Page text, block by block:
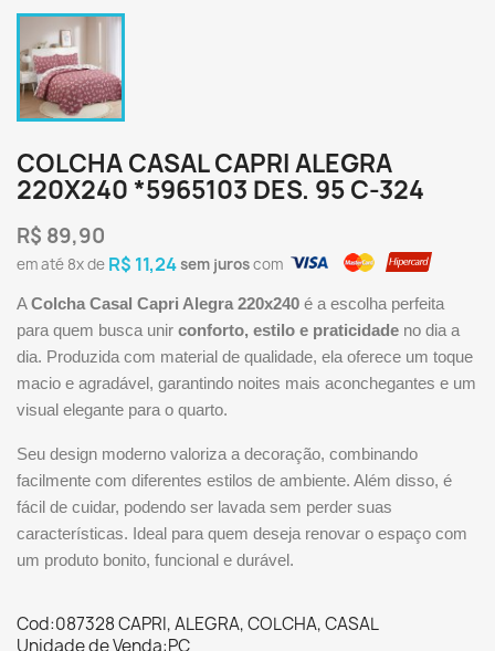
COLCHA CASAL CAPRI ALEGRA
220X240 *5965103 DES. 95 C-324
R$ 89,90
em até 8xde R$ 11,24sem juroscom
AColcha Casal Capri Alegra 220x240 é a escolha perfeita
para quem busca unir conforto, estilo e praticidade no dia a
dia. Produzida com material de qualidade, ela oferece um toque
macio e agradável, garantindo noites mais aconchegantes e um
visual elegante para o quarto.
Seu design moderno valoriza a decoração, combinando
facilmente com diferentes estilos de ambiente. Além disso, é
fácil de cuidar, podendo ser lavada sem perder suas
características. Ideal para quem deseja renovar o espaço com
um produto bonito, funcional e durável.
Cod:087328 CAPRI, ALEGRA, COLCHA, CASAL